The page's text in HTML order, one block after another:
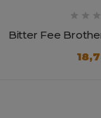
  
Bitter Fee